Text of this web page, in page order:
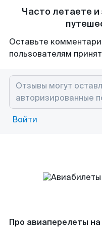
Часто летаете
Оставьте
пользователям
Войти
Про авиаперелеты